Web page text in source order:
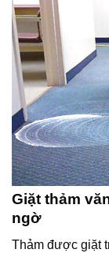
Giặt thảm
ngờ
Thảm được giặt